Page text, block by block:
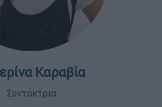
Καραβία
Συντάκτρια